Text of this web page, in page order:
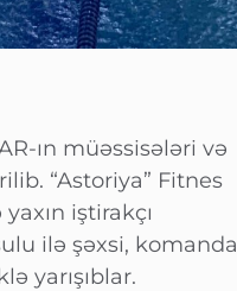
ın müəssisələri və
“Astoriya” Fitnes
iştirakçı
ilə şəxsi, komanda
yarışıblar.